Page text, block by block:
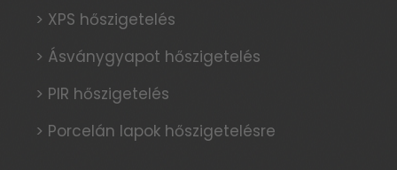
> XPS hőszigetelés
> Ásványgyapot hőszigetelés
> PIR hőszigetelés
> Porcelán lapok hőszigetelésre